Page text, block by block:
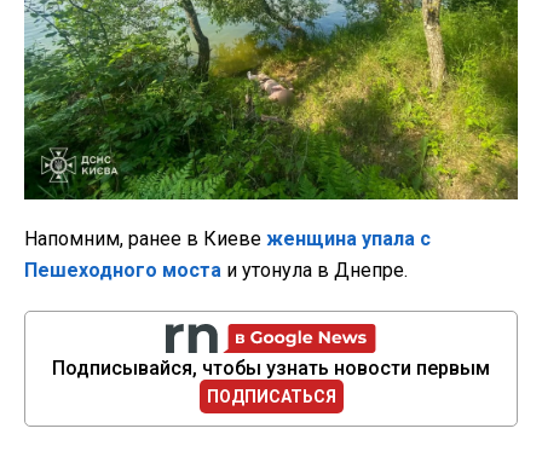
Напомним, ранее в Киеве женщина упала с
Пешеходного моста и утонула в Днепре.
Подписывайся, чтобы узнать новости первым
ПОДПИСАТЬСЯ